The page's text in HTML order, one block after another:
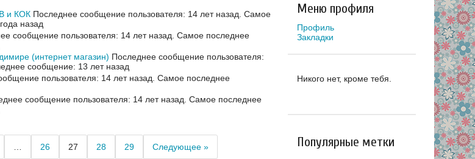
и КОК Последнее сообщение пользователя: 14 лет назад. Самое
назад
сообщение пользователя: 14 лет назад. Самое последнее
(интернет магазин) Последнее сообщение пользователя:
сообщение: 13 лет назад
пользователя: 14 лет назад. Самое последнее
сообщение пользователя: 14 лет назад. Самое последнее
26 27 28 29 Следующее »
Меню профиля
Профиль
Закладки
Никого нет, кроме тебя.
Популярные метки